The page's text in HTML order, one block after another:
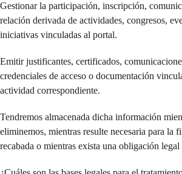
Gestionar la participación, inscripción,
relación derivada de actividades, congresos,
iniciativas vinculadas al portal.
Emitir justificantes, certificados,
credenciales de acceso o documentación
actividad correspondiente.
Tendremos almacenada dicha información
eliminemos, mientras resulte necesaria para la
recabada o mientras exista una obligación